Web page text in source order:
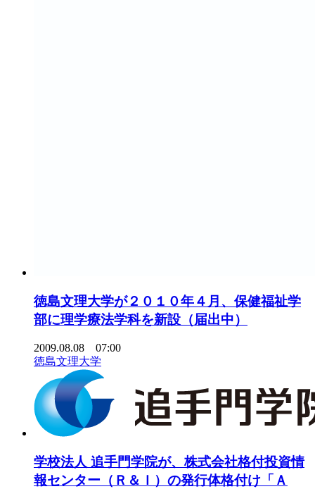
徳島文理大学が２０１０年４月、保健福祉学
部に理学療法学科を新設（届出中）
2009.08.08 07:00
徳島文理大学
学校法人 追手門学院が、株式会社格付投資情
報センター（Ｒ＆Ｉ）の発行体格付け「Ａ